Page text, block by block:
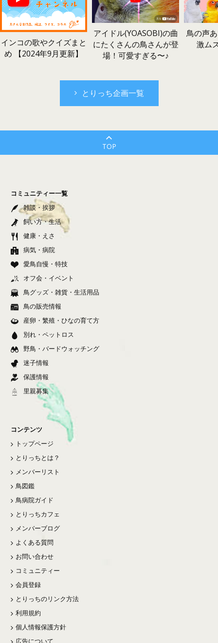
インコの歌やクイズまと
め 【2024年9月更新】
アイドル(YOASOBI)の曲
にたくさんの鳥さんが登
場！可愛すぎる〜♪
鳥の声
激ム
とりっち企画一覧
TOP
コミュニティー一覧
雑談・挨拶
飼い方・生活
健康・えさ
病気・病院
愛鳥自慢・特技
オフ会・イベント
鳥グッズ・雑貨・生活用品
鳥の販売情報
産卵・繁殖・ひなの育て方
別れ・ペットロス
野鳥・バードウォッチング
迷子情報
保護情報
里親募集
コンテンツ
トップページ
とりっちとは？
メンバーリスト
鳥図鑑
鳥病院ガイド
とりっちカフェ
メンバーブログ
よくある質問
お問い合わせ
コミュニティー
会員登録
とりっちのリンク方法
利用規約
個人情報保護方針
広告について